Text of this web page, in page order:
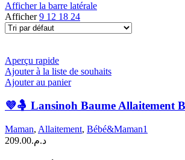
Afficher la barre latérale
Afficher9 12 18 24
Aperçu rapide
Ajouter à la liste de souhaits
Ajouter au panier
💜🤱 Lansinoh Baume Allaitement
Maman, Allaitement, Bébé&Maman1
د.م.209.00